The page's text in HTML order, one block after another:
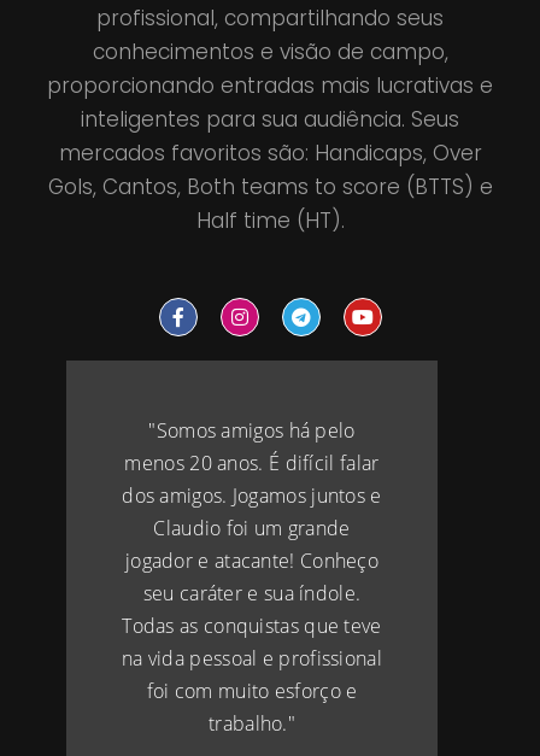
profissional, compartilhando seus
conhecimentos e visão de campo,
proporcionando entradas mais lucrativas e
inteligentes para sua audiência. Seus
mercados favoritos são: Handicaps, Over
Gols, Cantos, Both teams to score (BTTS) e
Half time (HT).
"Somos amigos há pelo
menos 20 anos. É difícil falar
dos amigos. Jogamos juntos e
Claudio foi um grande
jogador e atacante! Conheço
seu caráter e sua índole.
Todas as conquistas que teve
na vida pessoal e profissional
foi com muito esforço e
trabalho."